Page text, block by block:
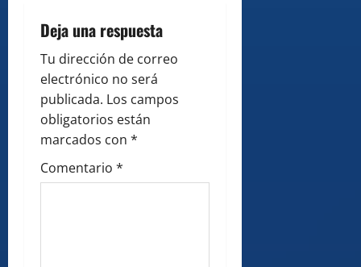
v
i
g
a
t
i
Deja una respuesta
Tu dirección de correo
electrónico no será
publicada. Los campos
obligatorios están
marcados con *
Comentario *